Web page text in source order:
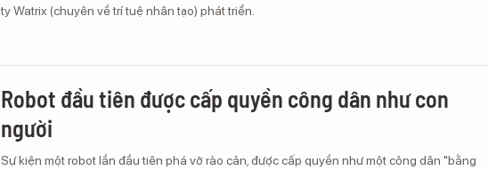
ty Watrix (chuyên về trí tuệ nhân tạo) phát triển.
Robot đầu tiên được cấp quyền công dân như con
người
Sự kiện một robot lần đầu tiên phá vỡ rào cản, được cấp quyền như một công dân "bằng